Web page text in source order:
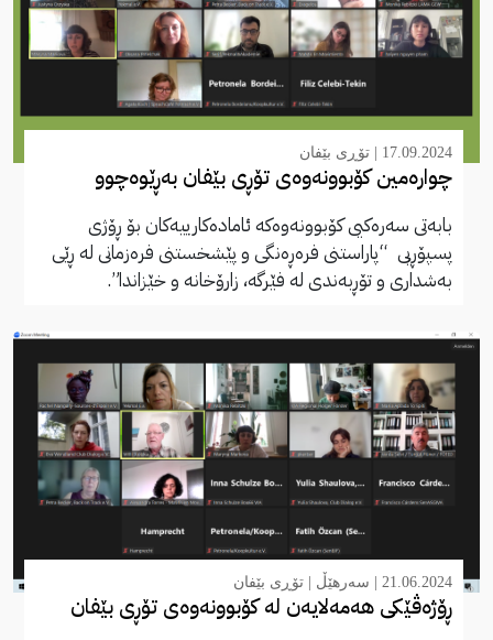
17.09.2024 | تۆڕی بێفان
چوارەمین کۆبوونەوەی تۆڕی بێفان بەڕێوەچوو
بابەتی سەرەکیی کۆبوونەوەکە ئامادەکارییەکان بۆ ڕۆژی
پسپۆڕیی “پاراستنی فرەڕەنگی و پێشخستنی فرەزمانی لە ڕێی
بەشداری و تۆڕبەندی لە فێرگە، زارۆخانە و خێزاندا”.
21.06.2024 | سەرهێڵ تۆڕی بێفان
ڕۆژەڤێکی هەمەلایەن لە کۆبوونەوەی تۆڕی بێفان